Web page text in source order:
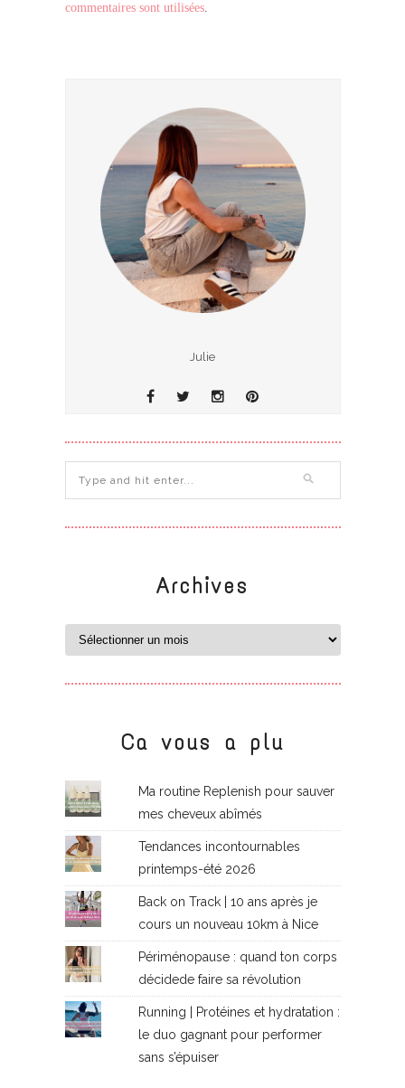
commentaires sont utilisées.
Julie
Archives
Ca vous a plu
Ma routine Replenish pour sauver
mes cheveux abîmés
Tendances incontournables
printemps-été 2026
Back on Track | 10 ans après je
cours un nouveau 10km à Nice
Périménopause : quand ton corps
décidede faire sa révolution
Running | Protéines et hydratation :
le duo gagnant pour performer
sans s’épuiser